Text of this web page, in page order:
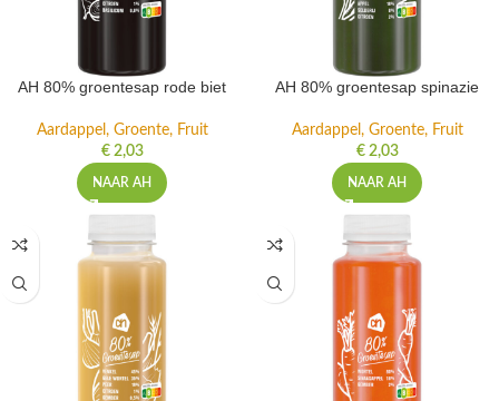
AH 80% groentesap rode biet
Aardappel, Groente, Fruit
€2,03
NAAR AH
AH 80% groentesap spinazie
Aardappel, Groente, Fruit
€2,03
NAAR AH